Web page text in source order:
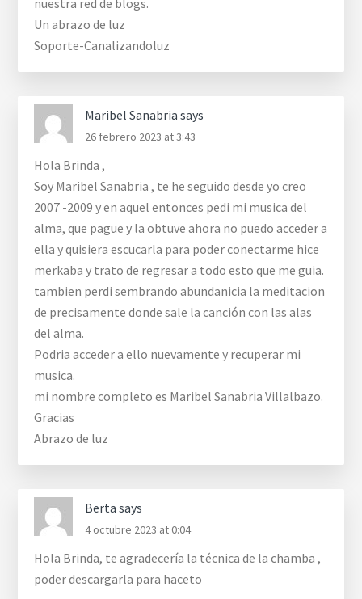
nuestra red de blogs.
Un abrazo de luz
Soporte-Canalizandoluz
Maribel Sanabria says
26 febrero 2023 at 3:43
Hola Brinda ,
Soy Maribel Sanabria , te he seguido desde yo creo
2007 -2009 y en aquel entonces pedi mi musica del
alma, que pague y la obtuve ahora no puedo acceder a
ella y quisiera escucarla para poder conectarme hice
merkaba y trato de regresar a todo esto que me guia.
tambien perdi sembrando abundanicia la meditacion
de precisamente donde sale la canción con las alas
del alma.
Podria acceder a ello nuevamente y recuperar mi
musica.
mi nombre completo es Maribel Sanabria Villalbazo.
Gracias
Abrazo de luz
Berta says
4 octubre 2023 at 0:04
Hola Brinda, te agradecería la técnica de la chamba ,
poder descargarla para haceto